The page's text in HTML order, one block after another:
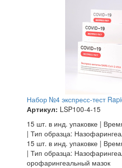
Набор №4 экспресс-тест
Артикул: LSP100-4-15
15 шт. в инд. упаковке |
| Тип образца:
15 шт. в инд. упаковке |
| Тип образца:
орофарингеальный мазок